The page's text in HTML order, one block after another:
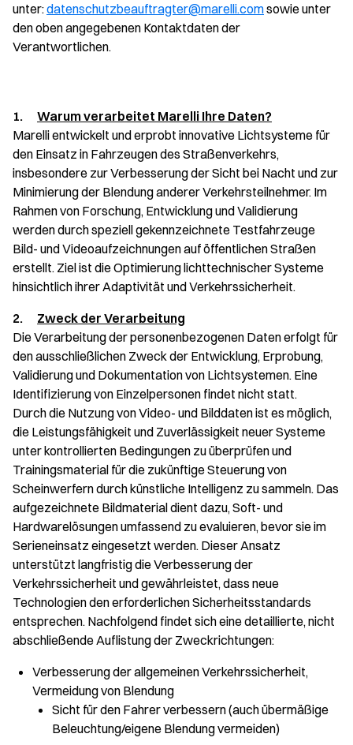
unter:datenschutzbeauftragter@marelli.comsowie unter
den oben angegebenen Kontaktdaten der
Verantwortlichen.
1. Warum verarbeitet Marelli Ihre Daten?
Marelli entwickelt und erprobt innovative Lichtsysteme für
den Einsatz in Fahrzeugen des Straßenverkehrs,
insbesondere zur Verbesserung der Sicht bei Nacht und zur
Minimierung der Blendung anderer Verkehrsteilnehmer. Im
Rahmen von Forschung, Entwicklung und Validierung
werden durch speziell gekennzeichnete Testfahrzeuge
Bild- und Videoaufzeichnungen auf öffentlichen Straßen
erstellt. Ziel ist die Optimierung lichttechnischer Systeme
hinsichtlich ihrer Adaptivität und Verkehrssicherheit.
2. Zweck der Verarbeitung
Die Verarbeitung der personenbezogenen Daten erfolgt für
den ausschließlichen Zweck der Entwicklung, Erprobung,
Validierung und Dokumentation von Lichtsystemen. Eine
Identifizierung von Einzelpersonen findet nicht statt.
Durch die Nutzung von Video- und Bilddaten ist es möglich,
die Leistungsfähigkeit und Zuverlässigkeit neuer Systeme
unter kontrollierten Bedingungen zu überprüfen und
Trainingsmaterial für die zukünftige Steuerung von
Scheinwerfern durch künstliche Intelligenz zu sammeln. Das
aufgezeichnete Bildmaterial dient dazu, Soft- und
Hardwarelösungen umfassend zu evaluieren, bevor sie im
Serieneinsatz eingesetzt werden. Dieser Ansatz
unterstützt langfristig die Verbesserung der
Verkehrssicherheit und gewährleistet, dass neue
Technologien den erforderlichen Sicherheitsstandards
entsprechen. Nachfolgend findet sich eine detaillierte, nicht
abschließende Auflistung der Zweckrichtungen:
Verbesserung der allgemeinen Verkehrssicherheit,
Vermeidung von Blendung
Sicht für den Fahrer verbessern (auch übermäßige
Beleuchtung/eigene Blendung vermeiden)